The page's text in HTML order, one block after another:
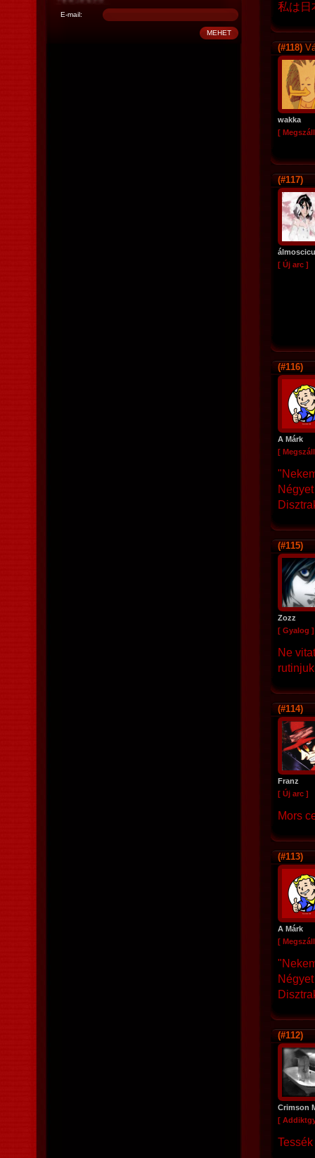
E-mail:
私は日
(#118)
wakka
[
(#117)
[ Új arc ]
(#116)
A Márk
[
(#115)
Zozz
[ Gyalog ]
Ne
(#114)
Franz
[ Új arc ]
Mors
(#113)
A Márk
[
(#112)
Crimson
[